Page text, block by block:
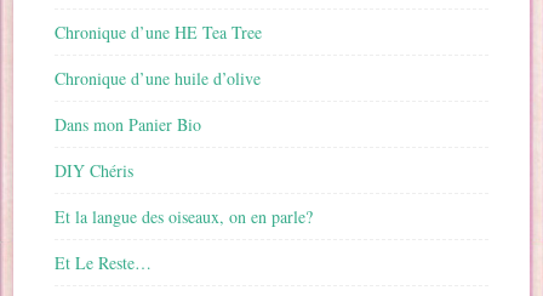
Chronique d’une HE Tea Tree
Chronique d’une huile d’olive
Dans mon Panier Bio
DIY Chéris
Et la langue des oiseaux, on en parle?
Et Le Reste…